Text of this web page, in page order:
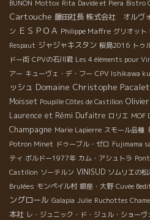
BUNON Mottox Rita Davide et Piera Bistro
Cartouche 藤田社長 株式会社 オルヴ
ン ＥＳＰＯＡ Philippe Maffre グリオット
Respaut ジャジャキスタン 桜島2016 トゥ
ドー街 CPVの石川君 Les 4 éléments pour
アー キューヴェ・デ・フー CPV Ishikawa
ッシュ Domaine Christophe Pacalet
Moisset Poupille Côtes de Castillon
Laurence et Rémi Dufaitre ロリエ MOF
Champagne Marie Lapierre スモール品種
Potron Minet ドゥーブル・ゼロ Fujimama
ティ ボルドー1977年 カム・アシュトラ
Castillon ソーテルン VINISUD ソムリエの
Brulées モンペイル村 銀座・大野 Cuvée
ングロール Galapia Julie Ruchottes
本社 レ・ジュニック・ド・ジュル・ショーヴ